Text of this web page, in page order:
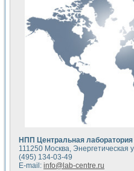
Применение среды
Портативная
Использование
Устройство для
Передовые научные
Визуализация
Виртуальный
Исследование
Исследование
Метод
Недорогая
Применение
НПП Центральная
111250 Москва, Энергетическая
(495) 134-03-49
E-mail: info@lab-centre.ru